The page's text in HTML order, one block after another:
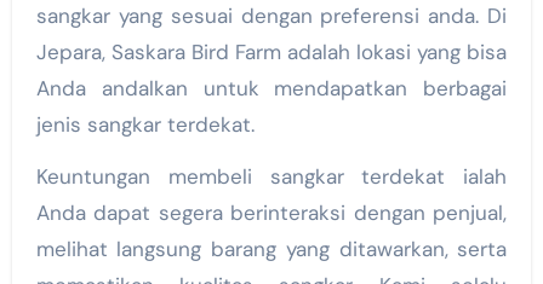
sangkar yang sesuai dengan preferensi anda. Di
Jepara, Saskara Bird Farm adalah lokasi yang bisa
Anda andalkan untuk mendapatkan berbagai
jenis sangkar terdekat.
Keuntungan membeli sangkar terdekat ialah
Anda dapat segera berinteraksi dengan penjual,
melihat langsung barang yang ditawarkan, serta